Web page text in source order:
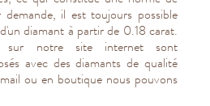
il est toujours possible
diamant à partir de 0.18 carat.
sur notre site internet sont
avec des diamants de qualité
ou en boutique nous pouvons